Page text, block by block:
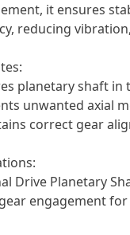
it ensures
reducing
planetary shaft
unwanted axial
correct gear
Drive Planetary
engagement